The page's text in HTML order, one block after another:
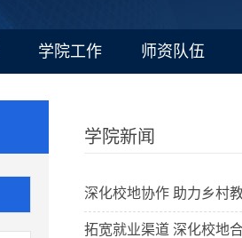
学院工作 师资队伍
学院新闻
深化校地协作 助力乡村
拓宽就业渠道 深化校地